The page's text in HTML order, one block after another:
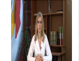
ЧЕРЕЗ ЖИВОТ